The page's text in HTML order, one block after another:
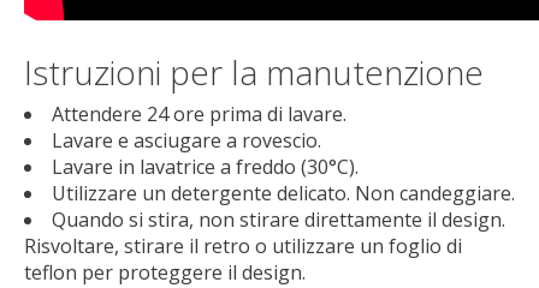
Istruzioni per la manutenzione
Attendere 24 ore prima di lavare.
Lavare e asciugare a rovescio.
Lavare in lavatrice a freddo (30°C).
Utilizzare un detergente delicato. Non candeggiare.
Quando si stira, non stirare direttamente il design.
Risvoltare, stirare il retro o utilizzare un foglio di
teflon per proteggere il design.